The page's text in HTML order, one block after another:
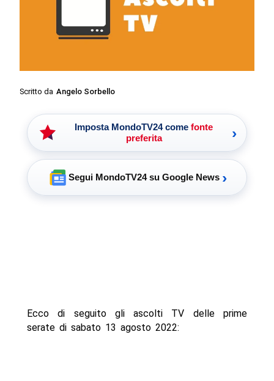
Scritto da Angelo Sorbello
Imposta MondoTV24 come fonte
preferita
›
Segui MondoTV24 su Google News ›
Ecco di seguito gli ascolti TV delle prime
serate di sabato 13 agosto 2022: